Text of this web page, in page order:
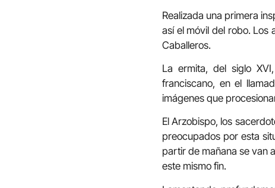
Realizada una primera
así el móvil del robo. Los
Caballeros.
La ermita, del siglo
franciscano, en el
imágenes que
El Arzobispo, los
preocupados por esta
partir de mañana se van
este mismo fin.